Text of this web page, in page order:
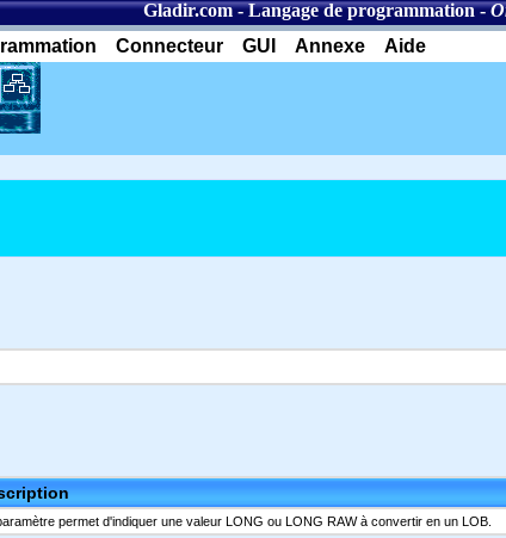
Gladir.com-Langage de programmation-
Connecteur GUI Annexe Aide
permet d'indiquer une valeur LONG ou LONG RAW à convertir en un LOB.